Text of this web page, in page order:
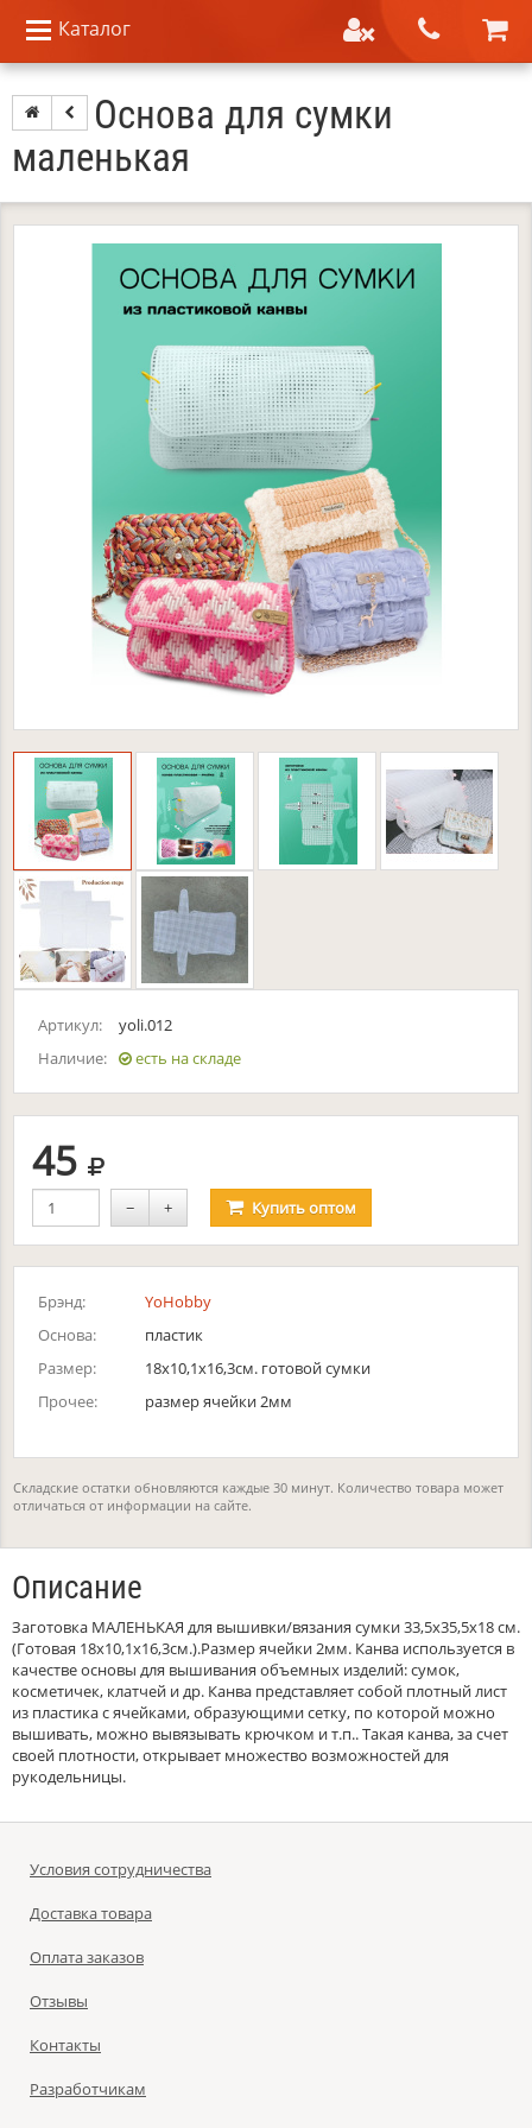
Каталог
Основа для сумки
маленькая
Артикул:
yoli.012
Наличие:
есть на складе
45 руб.
− + Купитьоптом
Брэнд:
YoHobby
Основа:
пластик
Размер:
18х10,1х16,3см. готовой сумки
Прочее:
размер ячейки 2мм
Складские остатки обновляются каждые 30 минут. Количество товара может
отличаться от информации на сайте.
Описание
Заготовка МАЛЕНЬКАЯ для вышивки/вязания сумки 33,5х35,5х18 см.
(Готовая 18х10,1х16,3см.).Размер ячейки 2мм. Канва используется в
качестве основы для вышивания объемных изделий: сумок,
косметичек, клатчей и др. Канва представляет собой плотный лист
из пластика с ячейками, образующими сетку, по которой можно
вышивать, можно вывязывать крючком и т.п.. Такая канва, за счет
своей плотности, открывает множество возможностей для
рукодельницы.
Условия сотрудничества
Доставка товара
Оплата заказов
Отзывы
Контакты
Разработчикам